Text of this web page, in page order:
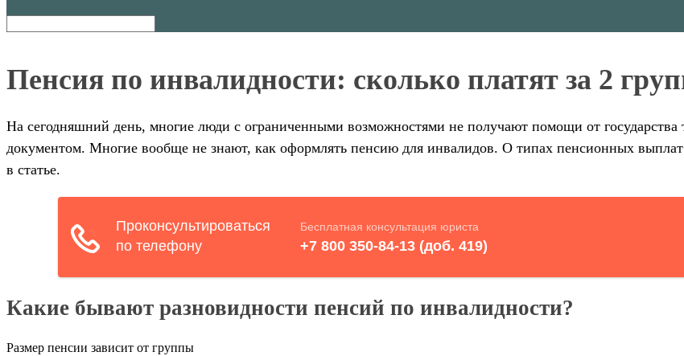
Пенсия по инвалидности: сколько платят за 2
На сегодняшний день, многие люди с ограниченными возможностями не получают помощи от государства
документом. Многие вообще не знают, как оформлять пенсию для инвалидов. О типах пенсионных
в статье.
Какие бывают разновидности пенсий по инвалидности?
Размер пенсии зависит от группы